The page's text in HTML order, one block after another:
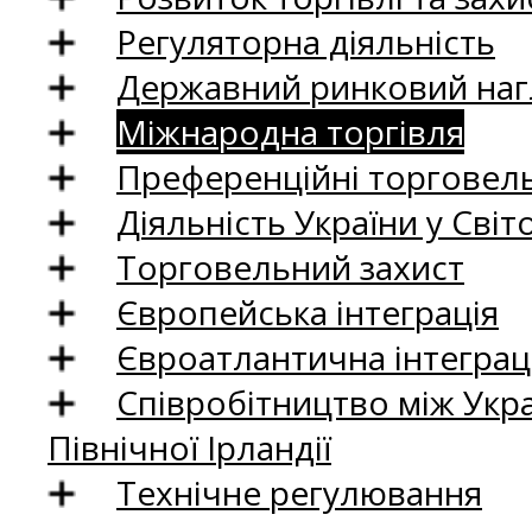
Регуляторна діяльність
Державний ринковий
Міжнародна торгівля
Преференційні
Діяльність України у
Торговельний захист
Європейська інтеграція
Євроатлантична
Співробітництво між
Північної Ірландії
Технічне регулювання